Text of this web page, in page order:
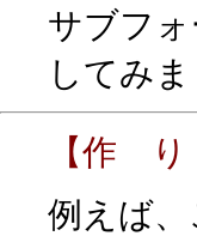
サブフ
してみま
【作
例えば